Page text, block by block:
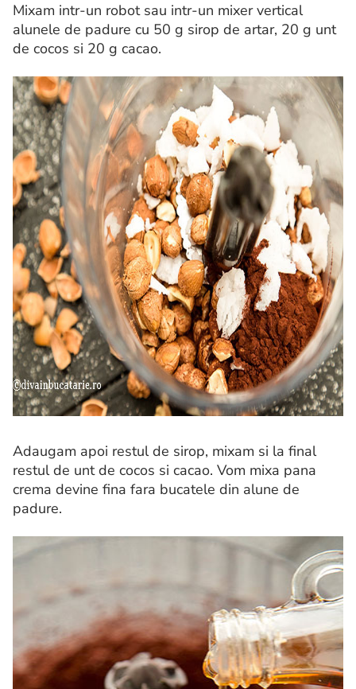
Mixam intr-un robot sau intr-un mixer vertical
alunele de padure cu 50 g sirop de artar, 20 g unt
de cocos si 20 g cacao.
Adaugam apoi restul de sirop, mixam si la final
restul de unt de cocos si cacao. Vom mixa pana
crema devine fina fara bucatele din alune de
padure.